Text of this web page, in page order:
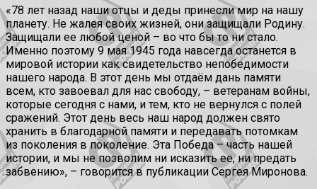
«78 лет назад наши отцы и деды принесли мир на нашу
планету. Не жалея своих жизней, они защищали Родину.
Защищали ее любой ценой – во что бы то ни стало.
Именно поэтому 9 мая 1945 года навсегда останется в
мировой истории как свидетельство непобедимости
нашего народа. В этот день мы отдаём дань памяти
всем, кто завоевал для нас свободу, – ветеранам войны,
которые сегодня с нами, и тем, кто не вернулся с полей
сражений. Этот день весь наш народ должен свято
хранить в благодарной памяти и передавать потомкам
из поколения в поколение. Эта Победа – часть нашей
истории, и мы не позволим ни исказить ее, ни предать
забвению», – говорится в публикации Сергея Миронова.